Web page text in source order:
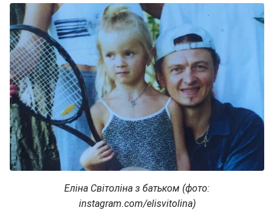
Еліна Світоліна з батьком (фото:
instagram.com/elisvitolina)